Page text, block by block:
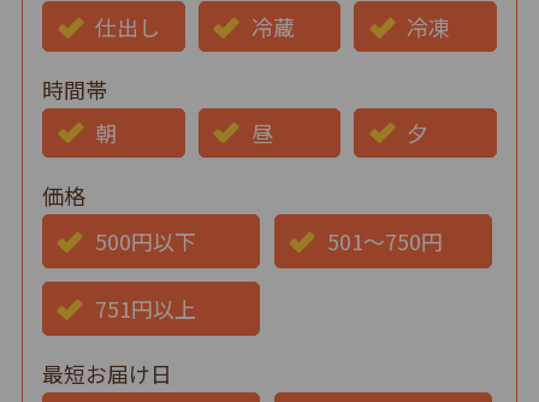
仕出し
冷蔵
冷凍
時間帯
朝
昼
夕
価格
500円以下
501～750円
751円以上
最短お届け日